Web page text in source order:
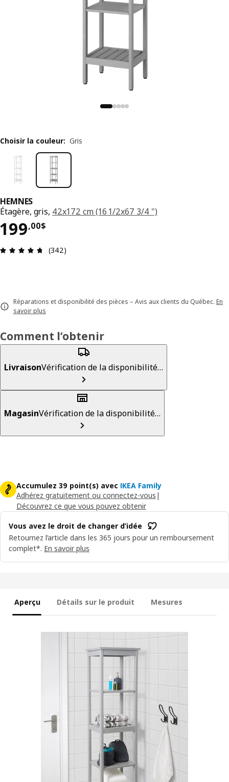
HEMNES
Étagère, gris, 42x172 cm (16 1/2x67 3/4 ")
199,00$
Prix 199,00$
Avis: 4.7 sur 5 étoiles. Nombre total d'avis: 342
(342)
Réparations et disponibilité des pièces – Avis aux clients du Québec. En
savoir plus
Choisir la couleur: Gris
Comment l’obtenir
LivraisonVérification de la disponibilité…
MagasinVérification de la disponibilité…
Accumulez 39 point(s) avec IKEA Family
Adhérez gratuitement ou connectez-vous |
Découvrez ce que vous pouvez obtenir
Vous avez le droit de changer d’idée
Retournez l’article dans les 365 jours pour un remboursement
complet*. En savoir plus
Aperçu Détails sur le produit Mesures